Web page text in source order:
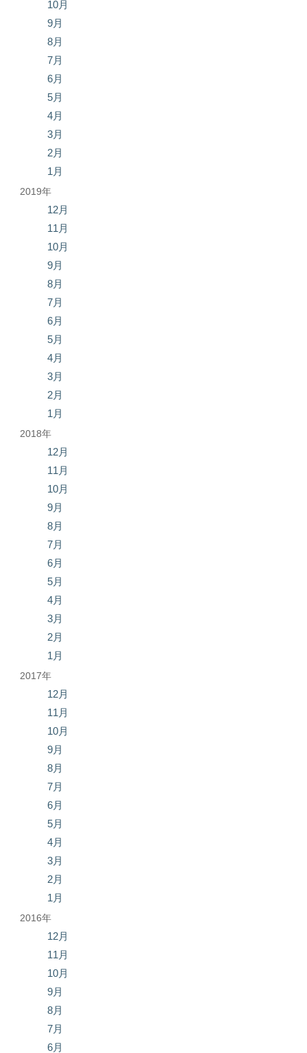
10月
9月
8月
7月
6月
5月
4月
3月
2月
1月
2019年
12月
11月
10月
9月
8月
7月
6月
5月
4月
3月
2月
1月
2018年
12月
11月
10月
9月
8月
7月
6月
5月
4月
3月
2月
1月
2017年
12月
11月
10月
9月
8月
7月
6月
5月
4月
3月
2月
1月
2016年
12月
11月
10月
9月
8月
7月
6月